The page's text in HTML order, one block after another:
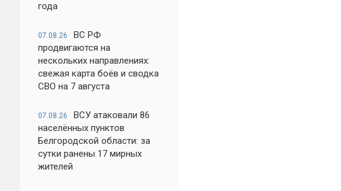
года
07.08.26
ВС РФ
продвигаются на
нескольких направлениях:
свежая карта боёв и сводка
СВО на 7 августа
07.08.26
ВСУ атаковали 86
населённых пунктов
Белгородской области: за
сутки ранены 17 мирных
жителей